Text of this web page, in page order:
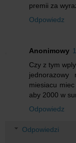
premii za
Odpowiedz
Anonimowy
Czy z tym
miesiacu
aby 2000 w
Odpowiedz
Odpowiedzi